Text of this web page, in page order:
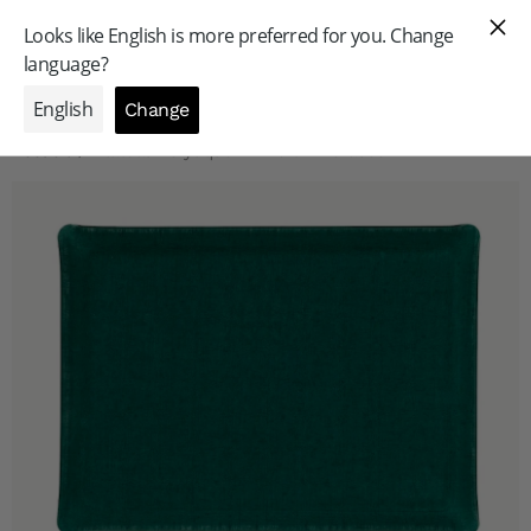
GAMME PROFESSIONNELLE
Accueil / Plateau Acrylique Lin Vert Emeraude